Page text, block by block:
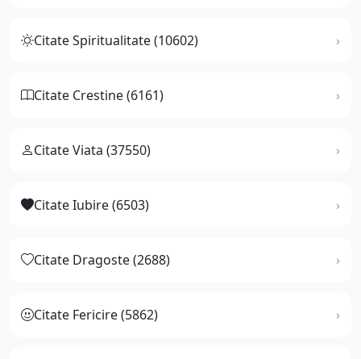
Citate Spiritualitate (10602)
Citate Crestine (6161)
Citate Viata (37550)
Citate Iubire (6503)
Citate Dragoste (2688)
Citate Fericire (5862)